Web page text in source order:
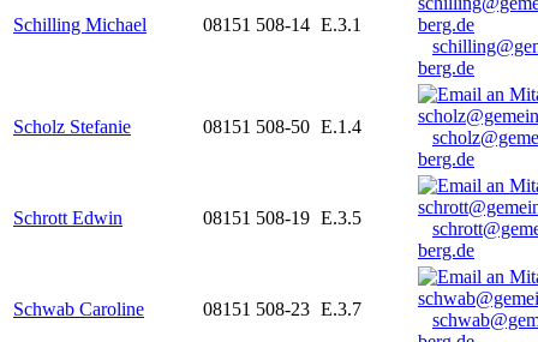
Schilling Michael 08151 508-14 E.3.1
berg.de
Scholz Stefanie 08151 508-50 E.1.4
berg.de
Schrott Edwin 08151 508-19 E.3.5
berg.de
Schwab Caroline 08151 508-23 E.3.7